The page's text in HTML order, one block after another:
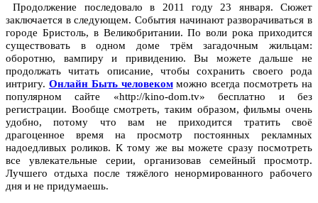
Продолжение последовало в 2011 году 23 января. Сюжет
заключается в следующем. События начинают разворачиваться в
городе Бристоль, в Великобритании. По воли рока приходится
существовать в одном доме трём загадочным жильцам:
оборотню, вампиру и привидению. Вы можете дальше не
продолжать читать описание, чтобы сохранить своего рода
интригу. Онлайн Быть человекомможно всегда посмотреть на
популярном сайте «http://kino-dom.tv» бесплатно и без
регистрации. Вообще смотреть, таким образом, фильмы очень
удобно, потому что вам не приходится тратить своё
драгоценное время на просмотр постоянных рекламных
надоедливых роликов. К тому же вы можете сразу посмотреть
все увлекательные серии, организовав семейный просмотр.
Лучшего отдыха после тяжёлого ненормированного рабочего
дня и не придумаешь.